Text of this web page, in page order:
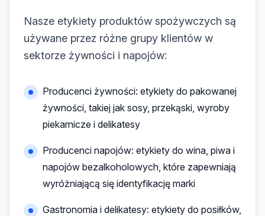
Nasze etykiety produktów spożywczych są
używane przez różne grupy klientów w
sektorze żywności i napojów:
Producenci żywności: etykiety do pakowanej
żywności, takiej jak sosy, przekąski, wyroby
piekarnicze i delikatesy
Producenci napojów: etykiety do wina, piwa i
napojów bezalkoholowych, które zapewniają
wyróżniającą się identyfikację marki
Gastronomia i delikatesy: etykiety do posiłków,